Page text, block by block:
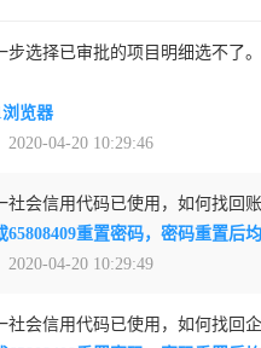
步选择已审批的项目明细选不了
览器
2020-04-20 10:29:46
社会信用代码已使用，如何找回
65808409重置密码，密码重置后
2020-04-20 10:29:49
社会信用代码已使用，如何找回